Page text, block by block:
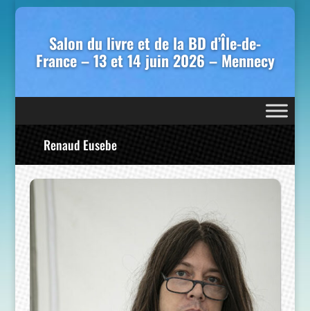
Salon du livre et de la BD d’Île-de-
France – 13 et 14 juin 2026 – Mennecy
Renaud Eusebe